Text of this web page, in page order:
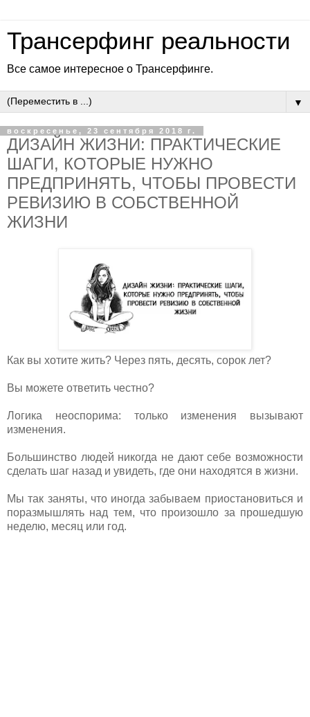
Трансерфинг реальности
Все самое интересное о Трансерфинге.
▼
воскресенье, 23 сентября 2018 г.
ДИЗАЙН ЖИЗНИ: ПРАКТИЧЕСКИЕ
ШАГИ, КОТОРЫЕ НУЖНО
ПРЕДПРИНЯТЬ, ЧТОБЫ ПРОВЕСТИ
РЕВИЗИЮ В СОБСТВЕННОЙ
ЖИЗНИ
Как вы хотите жить? Через пять, десять, сорок лет?
Вы можете ответить честно?
Логика неоспорима: только изменения вызывают
изменения.
Большинство людей никогда не дают себе возможности
сделать шаг назад и увидеть, где они находятся в жизни.
Мы так заняты, что иногда забываем приостановиться и
поразмышлять над тем, что произошло за прошедшую
неделю, месяц или год.